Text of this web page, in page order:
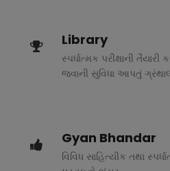
Library
સ્પર્ધાત્મક પરીક્ષાની
જવાની સુવિધા આપતું
Gyan Bhandar
વિવિધ સાહિત્યીક તથા